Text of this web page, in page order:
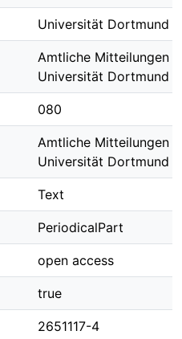
Universität Dortmund
Amtliche Mitteilungen
Universität Dortmund ;
080
Amtliche Mitteilungen
Universität Dortmund
Text
PeriodicalPart
open access
true
2651117-4